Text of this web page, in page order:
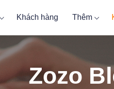
Khách hàng Thêm
Zozo